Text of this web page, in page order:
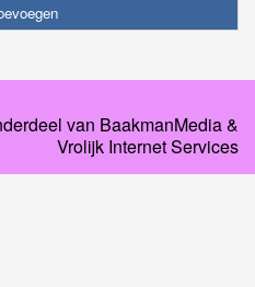
van BaakmanMedia&
Vrolijk Internet Services